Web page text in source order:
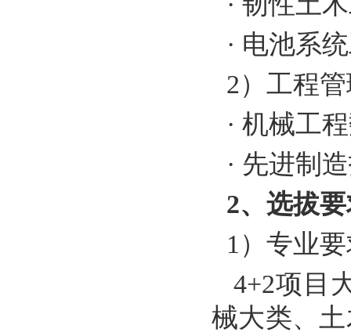
· 电池系
2）工程
· 机械工
· 先进制
2、选拔
1 ）专业
4+2项目
械大类、